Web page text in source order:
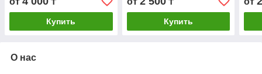
Купить Купить
О нас